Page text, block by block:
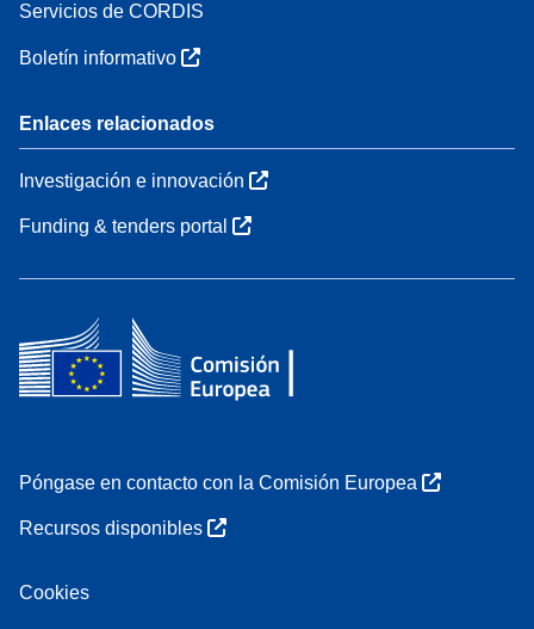
Servicios de CORDIS
Boletín informativo
Enlaces relacionados
Investigación e innovación
Funding & tenders portal
Póngase en contacto con la Comisión Europea
Recursos disponibles
Cookies